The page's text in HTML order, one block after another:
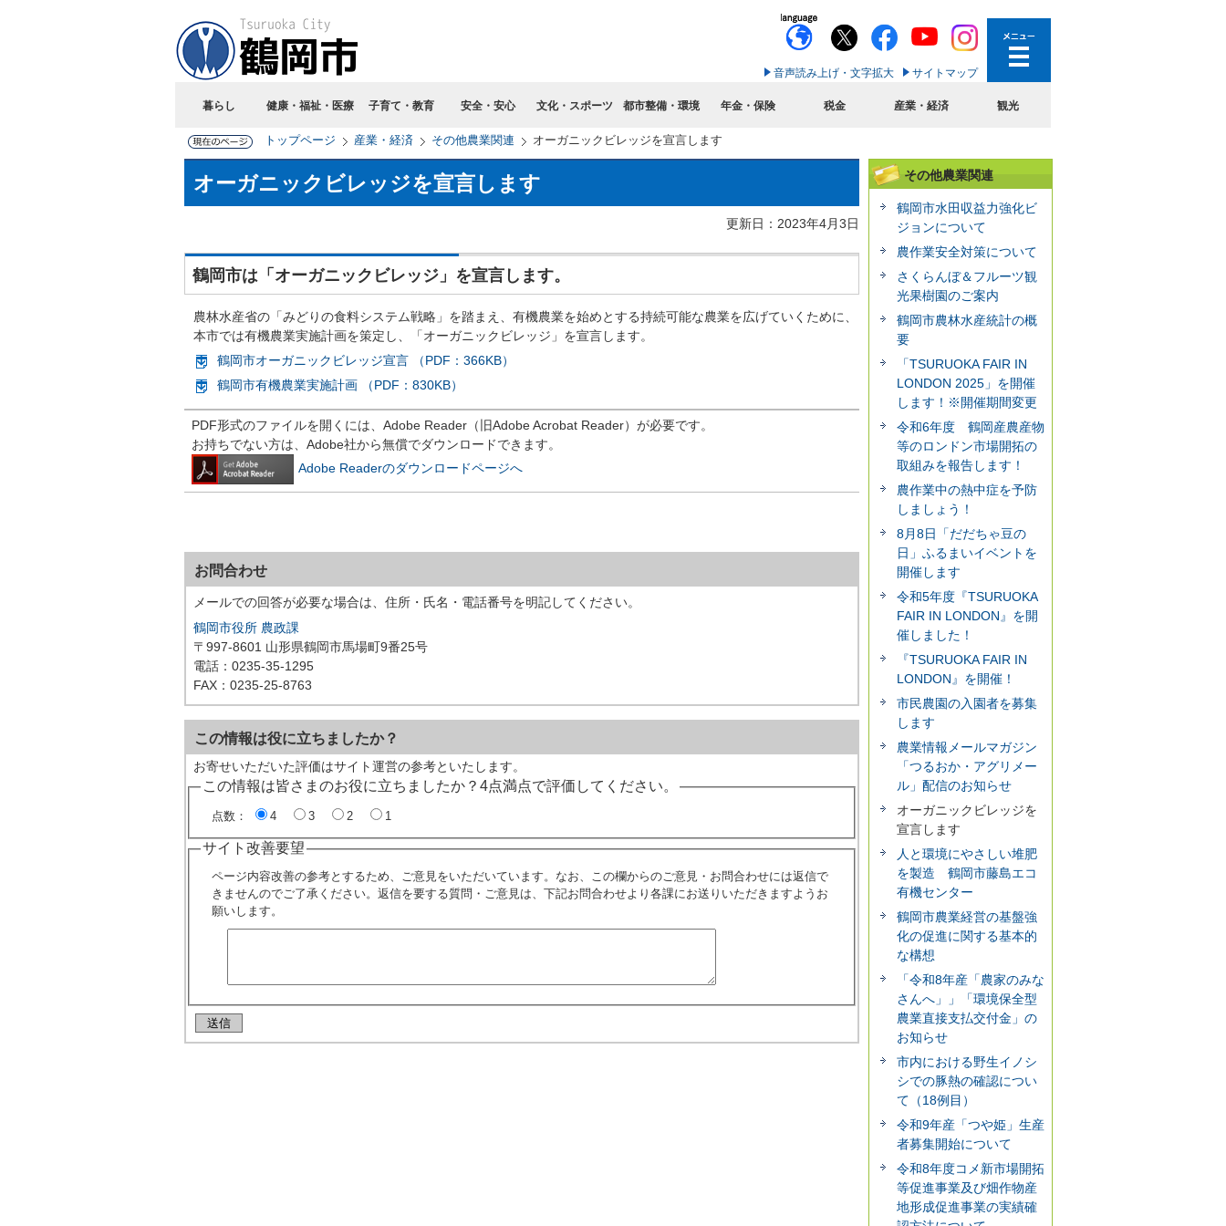
音声読み上げ・文字拡大 サイトマップ
暮らし 健康・福祉・医療 子育て・教育 安全・安心 文化・スポーツ 都市整備・環境 年金・保険 税金 産業・経済 観光
トップページ 産業・経済 その他農業関連 オーガニックビレッジを宣言します
オーガニックビレッジを宣言します
更新日：2023年4月3日
鶴岡市は「オーガニックビレッジ」を宣言します。
農林水産省の「みどりの食料システム戦略」を踏まえ、有機農業を始めとする持続可能な農業を広げていくために、
本市では有機農業実施計画を策定し、「オーガニックビレッジ」を宣言します。
鶴岡市オーガニックビレッジ宣言 （PDF：366KB）
鶴岡市有機農業実施計画 （PDF：830KB）
PDF形式のファイルを開くには、Adobe Reader（旧Adobe Acrobat Reader）が必要です。
お持ちでない方は、Adobe社から無償でダウンロードできます。
Adobe Readerのダウンロードページへ
お問合わせ
メールでの回答が必要な場合は、住所・氏名・電話番号を明記してください。
鶴岡市役所 農政課
〒997-8601 山形県鶴岡市馬場町9番25号
電話：0235-35-1295
FAX：0235-25-8763
この情報は役に立ちましたか？
お寄せいただいた評価はサイト運営の参考といたします。
この情報は皆さまのお役に立ちましたか？4点満点で評価してください。
点数： 4 3 2 1
サイト改善要望
ページ内容改善の参考とするため、ご意見をいただいています。なお、この欄からのご意見・お問合わせには返信で
きませんのでご了承ください。返信を要する質問・ご意見は、下記お問合わせより各課にお送りいただきますようお
願いします。
その他農業関連
鶴岡市水田収益力強化ビ
ジョンについて
農作業安全対策について
さくらんぼ＆フルーツ観
光果樹園のご案内
鶴岡市農林水産統計の概
要
「TSURUOKA FAIR IN
LONDON 2025」を開催
します！※開催期間変更
令和6年度 鶴岡産農産物
等のロンドン市場開拓の
取組みを報告します！
農作業中の熱中症を予防
しましょう！
8月8日「だだちゃ豆の
日」ふるまいイベントを
開催します
令和5年度『TSURUOKA
FAIR IN LONDON』を開
催しました！
『TSURUOKA FAIR IN
LONDON』を開催！
市民農園の入園者を募集
します
農業情報メールマガジン
「つるおか・アグリメー
ル」配信のお知らせ
オーガニックビレッジを
宣言します
人と環境にやさしい堆肥
を製造 鶴岡市藤島エコ
有機センター
鶴岡市農業経営の基盤強
化の促進に関する基本的
な構想
「令和8年産「農家のみな
さんへ」」「環境保全型
農業直接支払交付金」の
お知らせ
市内における野生イノシ
シでの豚熱の確認につい
て（18例目）
令和9年産「つや姫」生産
者募集開始について
令和8年度コメ新市場開拓
等促進事業及び畑作物産
地形成促進事業の実績確